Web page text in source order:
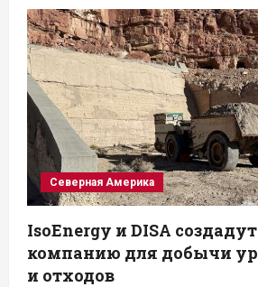
Северная Америка
IsoEnergy и DISA
компанию для добычи
и отходов